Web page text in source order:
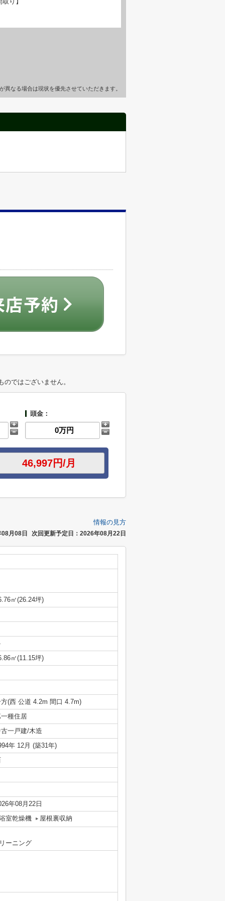
なる場合は現状を優先させていただきます。
ではございません。
頭金：
情報の見方
月08日 次回更新予定日：2026年08月22日
㎡(26.24坪)
㎡(11.15坪)
(西 公道 4.2m 間口 4.7m)
種住居
一戸建/木造
年 12月 (築31年)
年08月22日
室乾燥機
屋根裏収納
ーニング